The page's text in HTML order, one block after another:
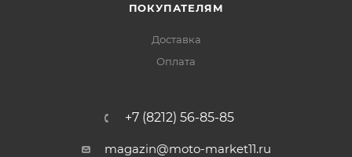
ПОКУПАТЕЛЯМ
Доставка
Оплата
+7 (8212) 56-85-85
magazin@moto-market11.ru